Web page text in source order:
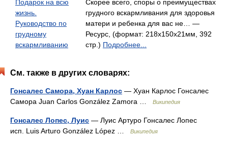
Подарок на всю
жизнь.
Руководство по
грудному
вскармливанию
Скорее всего, споры о преимуществах
грудного вскармливания для здоровья
матери и ребенка для вас не… —
Ресурс, (формат: 218x150x21мм, 392
стр.) Подробнее...
См. также в других словарях:
Гонсалес Самора, Хуан Карлос — Хуан Карлос Гонсалес
Самора Juan Carlos González Zamora …
Википедия
Гонсалес Лопес, Луис — Луис Артуро Гонсалес Лопес
исп. Luis Arturo González López …
Википедия